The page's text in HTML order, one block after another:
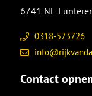
6741 NE
0318-573726
Contact